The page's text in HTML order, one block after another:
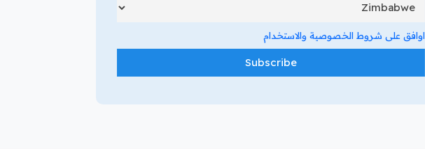
اوافق على شروط الخصوصية والاستخدام